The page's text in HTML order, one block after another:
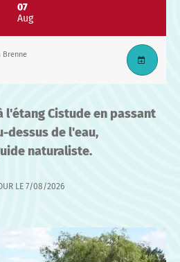
07
Aug
Brenne
l'étang Cistude en passant
dessus de l'eau,
naturaliste.
LE 7/08/2026